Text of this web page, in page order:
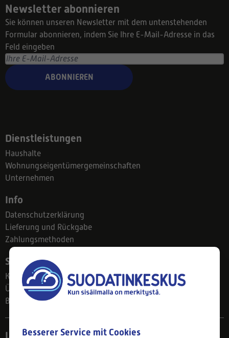
Newsletter abonnieren
Sie können unseren Newsletter mit dem untenstehenden
Formular abonnieren, indem Sie Ihre E-Mail-Adresse in das
Feld eingeben
ABONNIEREN
Dienstleistungen
Haushalte
Wohnungseigentümergemeinschaften
Unternehmen
Info
Datenschutzerklärung
Lieferung und Rückgabe
Zahlungsmethoden
Suodatinkeskus
Kontakt
Über uns
Blog
Ladengeschäft
Besserer Service mit Cookies